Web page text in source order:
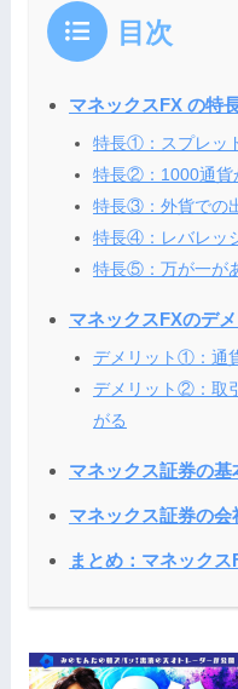
目次
マネックスFX の特
特長①：スプレッ
特長②：1000通貨
特長③：外貨での
特長④：レバレッ
特長⑤：万が一が
マネックスFXのデ
デメリット①：通
デメリット②：取
がる
マネックス証券の基
マネックス証券の会
まとめ：マネックス